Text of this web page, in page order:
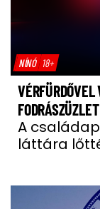
NÍNÓ 18+
VÉRFÜRDŐVEL
A
láttára